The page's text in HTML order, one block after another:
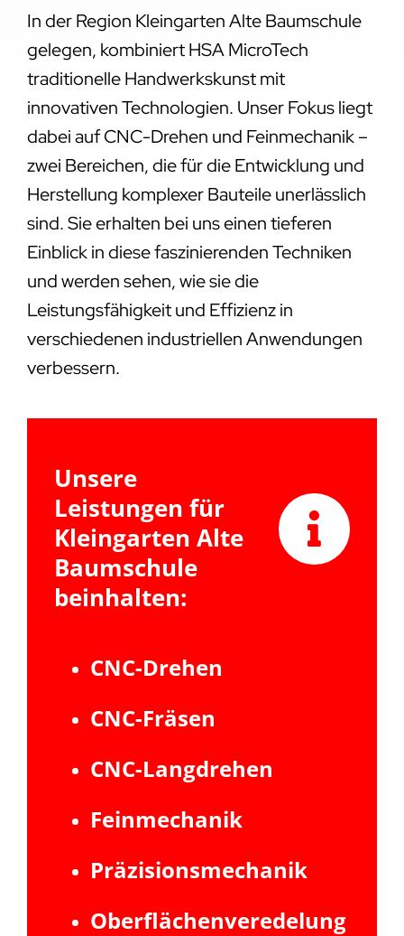
In der Region Kleingarten Alte Baumschule
gelegen, kombiniert HSA MicroTech
traditionelle Handwerkskunst mit
innovativen Technologien. Unser Fokus liegt
dabei auf CNC-Drehen und Feinmechanik –
zwei Bereichen, die für die Entwicklung und
Herstellung komplexer Bauteile unerlässlich
sind. Sie erhalten bei uns einen tieferen
Einblick in diese faszinierenden Techniken
und werden sehen, wie sie die
Leistungsfähigkeit und Effizienz in
verschiedenen industriellen Anwendungen
verbessern.
Unsere
Leistungen für
Kleingarten Alte
Baumschule
beinhalten:
CNC-Drehen
CNC-Fräsen
CNC-Langdrehen
Feinmechanik
Präzisionsmechanik
Oberflächenveredelung